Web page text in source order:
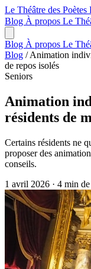
Le Théâtre des Poètes
Blog À propos Le
Blog À propos Le
Blog / Animation
de repos isolés
Seniors
Animation
résidents de
Certains résidents ne
proposer des
conseils.
1 avril 2026 · 4 min